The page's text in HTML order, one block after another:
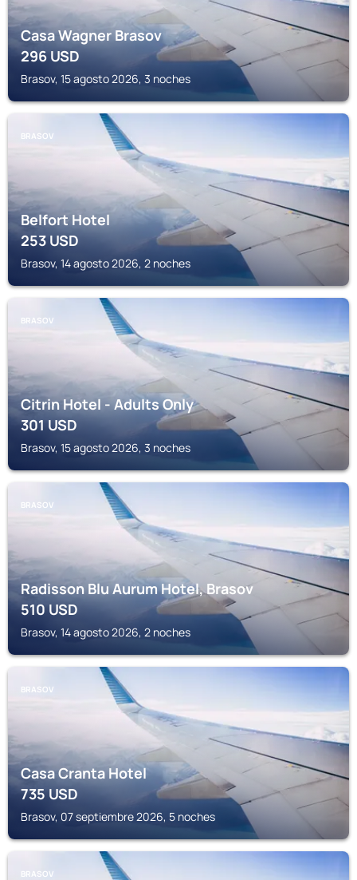
Casa Wagner Brasov
296USD
Brasov, 15 agosto 2026, 3 noches
BRASOV
Belfort Hotel
253USD
Brasov, 14 agosto 2026, 2 noches
BRASOV
Citrin Hotel - Adults Only
301USD
Brasov, 15 agosto 2026, 3 noches
BRASOV
Radisson Blu Aurum Hotel, Brasov
510USD
Brasov, 14 agosto 2026, 2 noches
BRASOV
Casa Cranta Hotel
735USD
Brasov, 07 septiembre 2026, 5 noches
BRASOV